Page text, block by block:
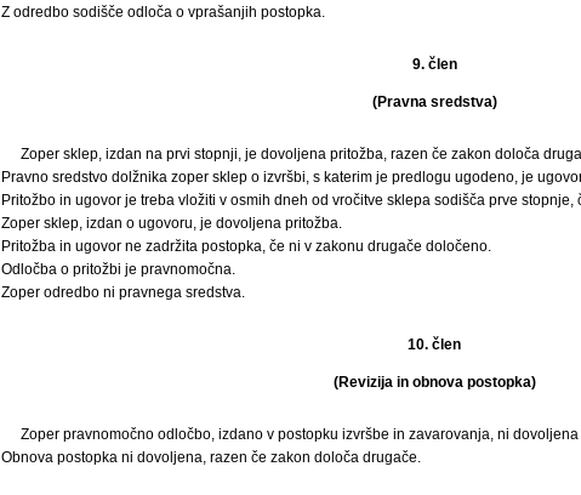
Z odredbo sodišče odloča o vprašanjih postopka.
9. člen
(Pravna sredstva)
Zoper sklep, izdan na prvi stopnji, je dovoljena pritožba, razen če zakon določa
Pravno sredstvo dolžnika zoper sklep o izvršbi, s katerim je predlogu ugodeno, je
Pritožbo in ugovor je treba vložiti v osmih dneh od vročitve sklepa sodišča prve
Zoper sklep, izdan o ugovoru, je dovoljena pritožba.
Pritožba in ugovor ne zadržita postopka, če ni v zakonu drugače določeno.
Odločba o pritožbi je pravnomočna.
Zoper odredbo ni pravnega sredstva.
10. člen
(Revizija in obnova postopka)
Zoper pravnomočno odločbo, izdano v postopku izvršbe in zavarovanja, ni
Obnova postopka ni dovoljena, razen če zakon določa drugače.